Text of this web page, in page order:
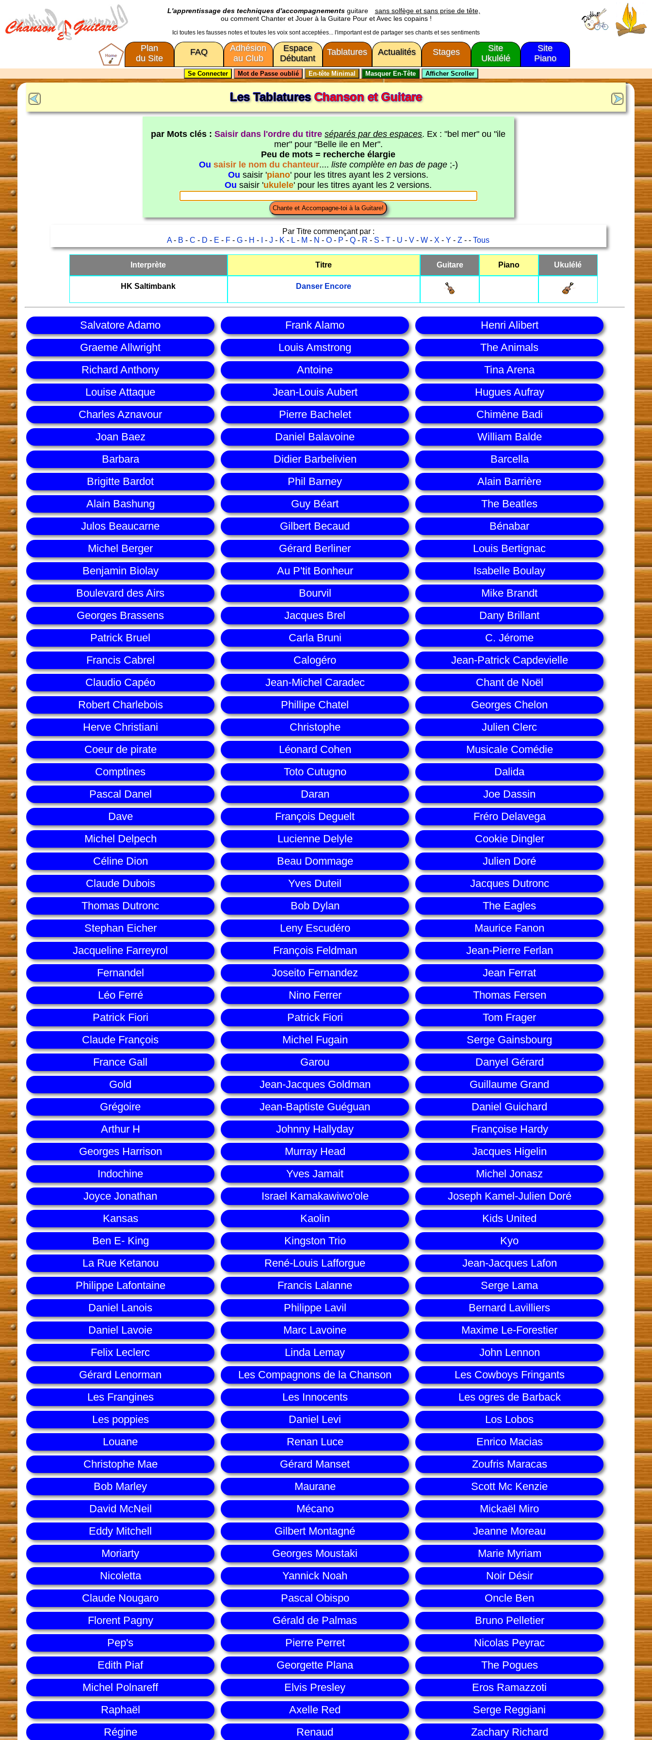
L'apprentissage des techniques d'accompagnementsguitare
sans solfège et sans prise de tête,
ou comment Chanter et Jouer à la Guitare Pour et Avec les copains !
Ici toutes les fausses notes et toutes les voix sont acceptées... l'important est de partager ses chants et ses sentiments
Plan
du Site
FAQ
Adhésion
au Club
Espace
Débutant
Tablatures Actualités Stages
Site
Ukulélé
Site
Piano
Les TablaturesChanson et Guitare
par Mots clés :Saisir dans l'ordre du titre séparés par des espaces. Ex : "bel mer" ou "ile
mer" pour "Belle ile en Mer".
Peu de mots = recherche élargie
Ou saisir le nom du chanteur.... liste complète en bas de page;-)
Ou saisir 'piano' pour les titres ayant les 2 versions.
Ou saisir 'ukulele' pour les titres ayant les 2 versions.
Par Titre commençant par :
A- B -C - D - E - F -G - H - -J - K - L - M - N -O - P -Q - R - S -T - U -V -W - X -Y -Z - -Tous
Interprète Titre Guitare Piano Ukulélé
HK Saltimbank Danser Encore
Salvatore Adamo Frank Alamo
Henri Alibert
Graeme Allwright
Louis Amstrong
The Animals
Richard Anthony
Antoine
Tina Arena
Louise Attaque
Jean-Louis Aubert
Hugues Aufray
Charles Aznavour
Pierre Bachelet
Chimène Badi
Joan Baez
Daniel Balavoine
William Balde
Barbara
Didier Barbelivien
Barcella
Brigitte Bardot
Phil Barney
Alain Barrière
Alain Bashung
Guy Béart
The Beatles
Julos Beaucarne
Gilbert Becaud
Bénabar
Michel Berger
Gérard Berliner
Louis Bertignac
Benjamin Biolay
Au P'tit Bonheur
Isabelle Boulay
Boulevard des Airs
Bourvil
Mike Brandt
Georges Brassens
Jacques Brel
Dany Brillant
Patrick Bruel
Carla Bruni
C. Jérome
Francis Cabrel
Calogéro
Jean-Patrick Capdevielle
Claudio Capéo
Jean-Michel Caradec
Chant de Noël
Robert Charlebois
Phillipe Chatel
Georges Chelon
Herve Christiani
Christophe
Julien Clerc
Coeur de pirate
Léonard Cohen
Musicale Comédie
Comptines
Toto Cutugno
Dalida
Pascal Danel
Daran
Joe Dassin
Dave
François Deguelt
Fréro Delavega
Michel Delpech
Lucienne Delyle
Cookie Dingler
Céline Dion
Beau Dommage
Julien Doré
Claude Dubois
Yves Duteil
Jacques Dutronc
Thomas Dutronc
Bob Dylan
The Eagles
Stephan Eicher
Leny Escudéro
Maurice Fanon
Jacqueline Farreyrol
François Feldman
Jean-Pierre Ferlan
Fernandel
Joseito Fernandez
Jean Ferrat
Léo Ferré
Nino Ferrer
Thomas Fersen
Patrick Fiori
Patrick Fiori
Tom Frager
Claude François
Michel Fugain
Serge Gainsbourg
France Gall
Garou
Danyel Gérard
Gold
Jean-Jacques Goldman
Guillaume Grand
Grégoire
Jean-Baptiste Guéguan
Daniel Guichard
Arthur H
Johnny Hallyday
Françoise Hardy
Georges Harrison
Murray Head
Jacques Higelin
Indochine
Yves Jamait
Michel Jonasz
Joyce Jonathan
Israel Kamakawiwo'ole
Joseph Kamel-Julien Doré
Kansas
Kaolin
Kids United
Ben E- King
Kingston Trio
Kyo
La Rue Ketanou
René-Louis Lafforgue
Jean-Jacques Lafon
Philippe Lafontaine
Francis Lalanne
Serge Lama
Daniel Lanois
Philippe Lavil
Bernard Lavilliers
Daniel Lavoie
Marc Lavoine
Maxime Le-Forestier
Felix Leclerc
Linda Lemay
John Lennon
Gérard Lenorman
Les Compagnons de la Chanson
Les Cowboys Fringants
Les Frangines
Les Innocents
Les ogres de Barback
Les poppies
Daniel Levi
Los Lobos
Louane
Renan Luce
Enrico Macias
Christophe Mae
Gérard Manset
Zoufris Maracas
Bob Marley
Maurane
Scott Mc Kenzie
David McNeil
Mécano
Mickaël Miro
Eddy Mitchell
Gilbert Montagné
Jeanne Moreau
Moriarty
Georges Moustaki
Marie Myriam
Nicoletta
Yannick Noah
Noir Désir
Claude Nougaro
Pascal Obispo
Oncle Ben
Florent Pagny
Gérald de Palmas
Bruno Pelletier
Pep's
Pierre Perret
Nicolas Peyrac
Edith Piaf
Georgette Plana
The Pogues
Michel Polnareff
Elvis Presley
Eros Ramazzoti
Raphaël
Axelle Red
Serge Reggiani
Régine
Renaud Zachary Richard